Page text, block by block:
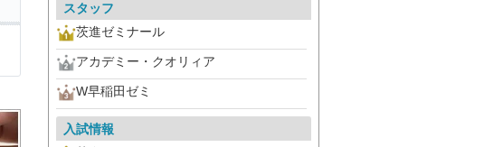
スタッフ
茨進ゼミナール
アカデミー・クオリィア
W早稲田ゼミ
入試情報